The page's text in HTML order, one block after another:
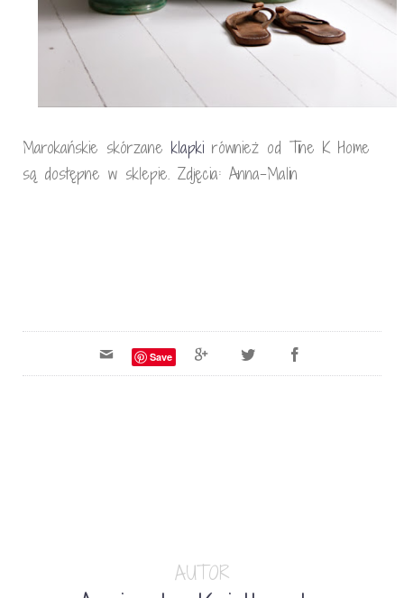
Marokańskie skórzane klapki również od Tine K Home
są dostępne w sklepie. Zdjęcia: Anna-Malin
Save
AUTOR